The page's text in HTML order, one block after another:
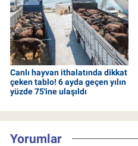
Canlı hayvan ithalatında dikkat
çeken tablo! 6 ayda geçen yılın
yüzde 75'ine ulaşıldı
Yorumlar